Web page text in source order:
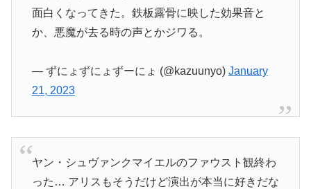
面白くなってきた。鉄板露骨に映した効果音と
か、悪魔が去る時の声とかジワる。
— ずにょずにょずーにょ (@kazuunyo) January
21, 2023
ヤン・シュヴァンクマイエルのファウスト観終わ
った… アリスもそうだけど演出が本当に好きだな